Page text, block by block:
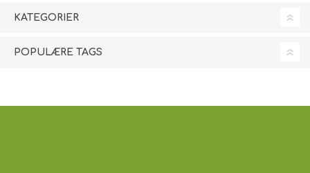
KATEGORIER
POPULÆRE TAGS